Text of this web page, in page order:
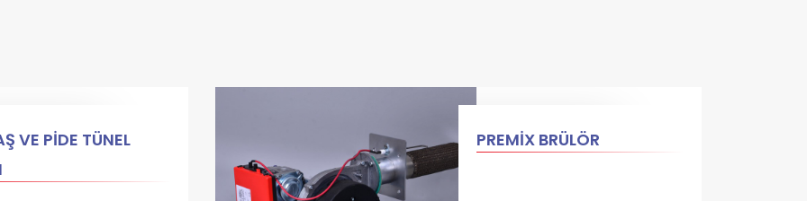
VE PİDE TÜNEL
PREMİX BRÜLÖR